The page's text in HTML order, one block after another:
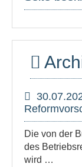
Die von der
des
wird …